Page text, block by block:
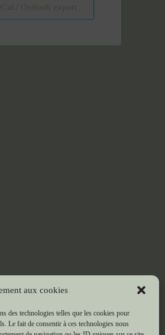
aux cookies
des technologies telles que les cookies pour
Le fait de consentir à ces technologies nous